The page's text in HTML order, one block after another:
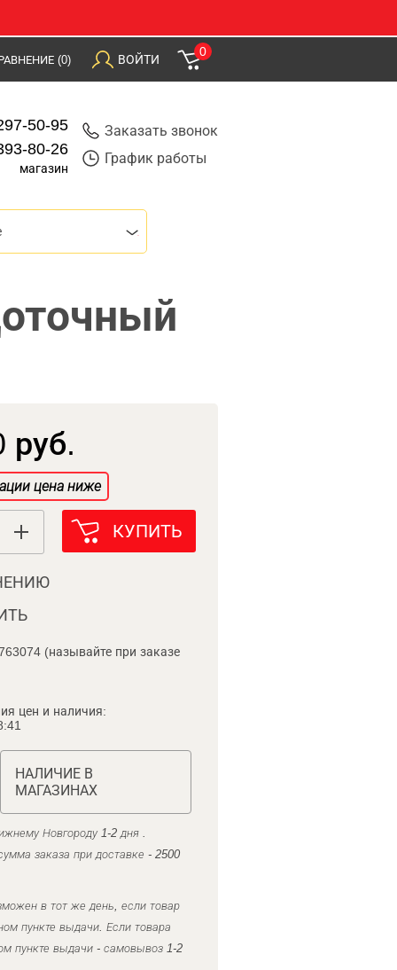
(0) ВОЙТИ
0
50-95
80-26
магазин
Заказать звонок
График работы
руб.
цена ниже
КУПИТЬ
(называйте при заказе
цен и наличия:
НАЛИЧИЕ В
МАГАЗИНАХ
Новгороду 1-2 дня .
заказа при доставке - 2500
в тот же день, если товар
пункте выдачи. Если товара
пункте выдачи - самовывоз 1-2